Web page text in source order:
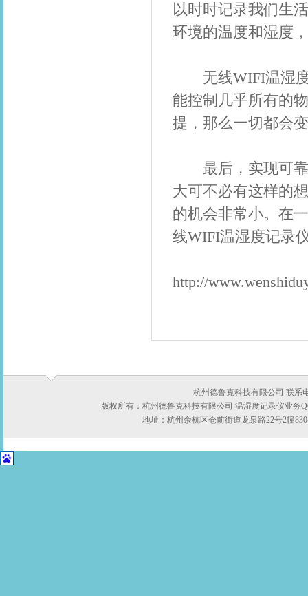
以时时记录我们生
环境的温度和湿度
无线WIFI温湿
能控制几乎所有的
提，那么一切都会
最后，实现可靠
大可不必有这样的
的机会非常小。在
线WIFI温湿度记录
http://
杭州德鲁克科技有限公司 联系
版权所有：杭州德鲁克科技有限公司 温湿度记录仪业务
地址：杭州余杭区仓前街道龙泉路22号2幢